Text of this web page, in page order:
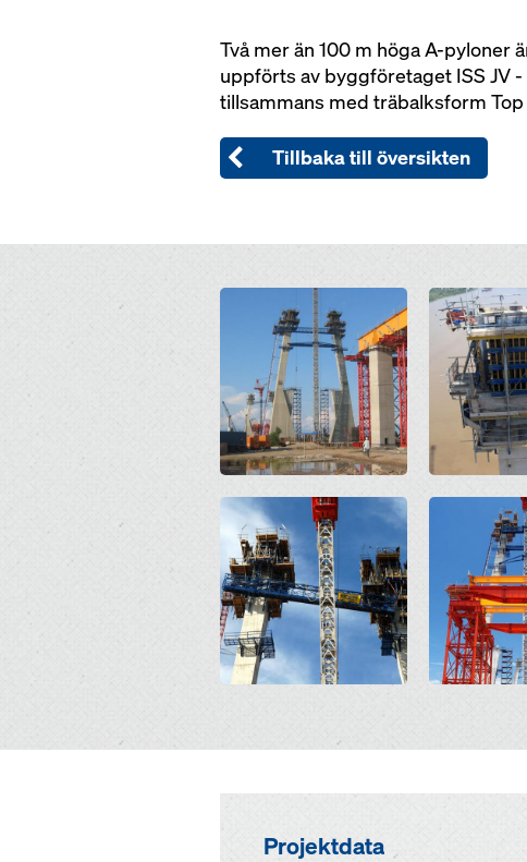
Två mer än 100 m höga A-
uppförts av byggföretaget ISS JV
tillsammans med träbalksform Top
Tillbaka till översikten
Open Open
Open Open
Projektdata